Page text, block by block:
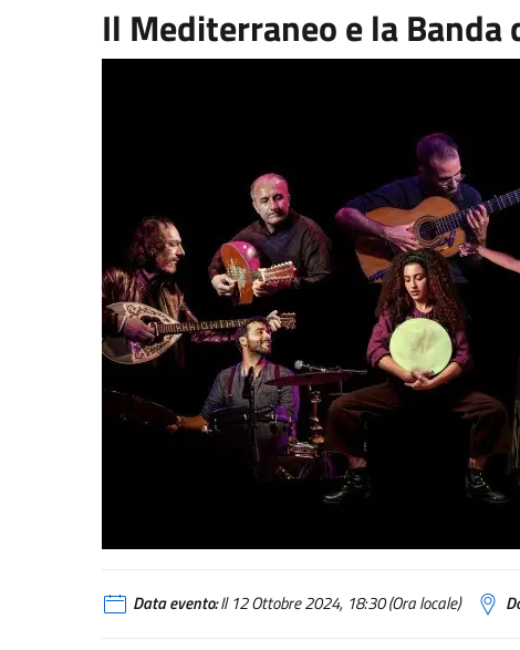
Il Mediterraneo e la
Data evento:Il 12 Ottobre 2024, 18:30 (Ora locale)